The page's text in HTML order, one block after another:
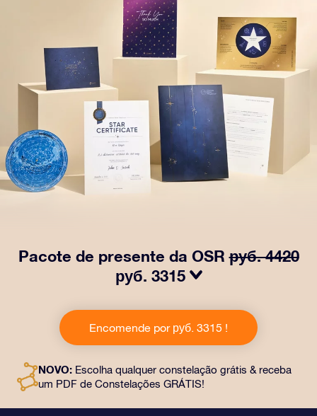
Pacote de presente da OSRруб. 4420
руб. 3315
da OSR! Esse presente inclui um lindo envelope e
documentos personalizados enviados para um
endereço de sua escolha, além de documentos digitais
mágica de oferecer um presente eterno a amigos e
entes queridos.
Encomende por руб. 3315 !
NOVO: Escolha qualquer constelação grátis & receba
um PDF de Constelações GRÁTIS!